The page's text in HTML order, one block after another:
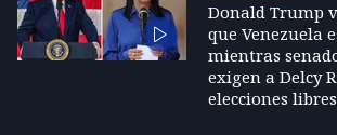
Donald Trump
que Venezuela
mientras
exigen a Delcy
elecciones